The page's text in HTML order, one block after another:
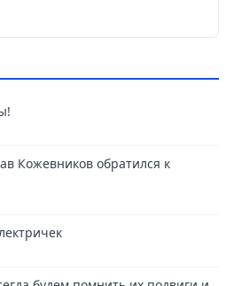
Кожевников обратился к